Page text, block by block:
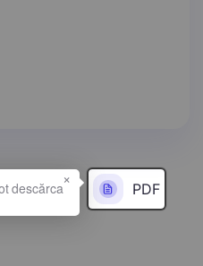
PDF
×